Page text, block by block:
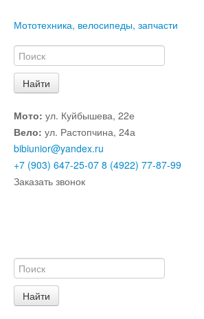
Мототехника, велосипеды, запчасти
Мото: ул. Куйбышева, 22е
Вело: ул. Растопчина, 24а
bibiunior@yandex.ru
+7 (903) 647-25-07 8 (4922) 77-87-99
Заказать звонок